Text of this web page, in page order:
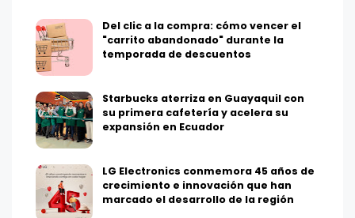
Del clic a la compra: cómo vencer el
"carrito abandonado" durante la
temporada de descuentos
Starbucks aterriza en Guayaquil con
su primera cafetería y acelera su
expansión en Ecuador
LG Electronics conmemora 45 años de
crecimiento e innovación que han
marcado el desarrollo de la región